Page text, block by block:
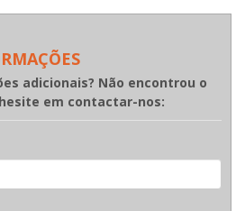
adicionais? Não encontrou o
em contactar-nos: